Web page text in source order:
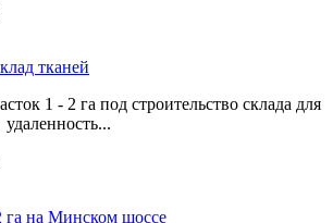
тканей
1 - 2 га под строительство склада для
га на Минском шоссе